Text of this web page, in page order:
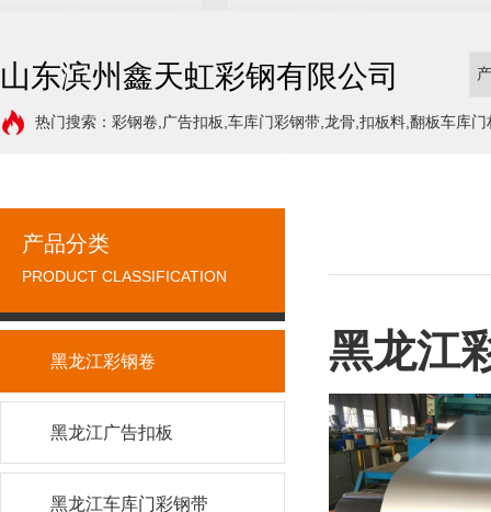
山东滨州鑫天虹彩钢有限公司
热门搜索：彩钢卷,广告扣板,车库门彩钢带,龙骨,扣板料,翻板车库
黑龙江
产品分类
PRODUCT CLASSIFICATION
黑龙江彩钢卷
黑龙江广告扣板
黑龙江车库门彩钢带